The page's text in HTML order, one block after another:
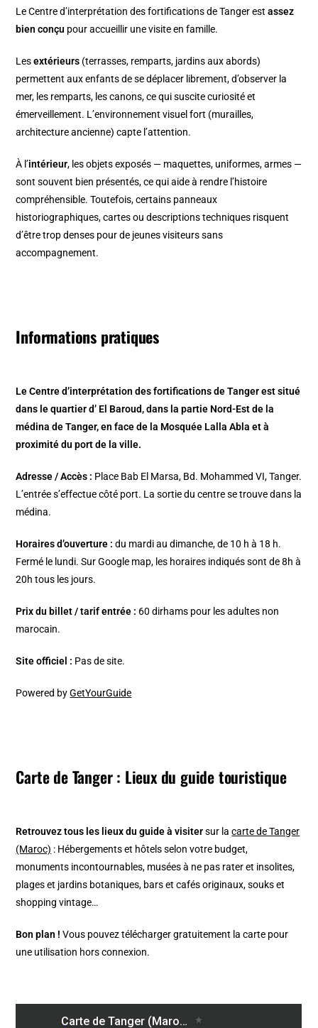
Le Centre d’interprétation des fortifications de Tanger estassez
bien conçu pour accueillir une visite en famille.
Lesextérieurs (terrasses, remparts, jardins aux abords)
permettent aux enfants de se déplacer librement, d’observer la
mer, les remparts, les canons, ce qui suscite curiosité et
émerveillement. L’environnement visuel fort (murailles,
architecture ancienne) capte l’attention.
À l’intérieur, les objets exposés — maquettes, uniformes, armes —
sont souvent bien présentés, ce qui aide à rendre l’histoire
compréhensible. Toutefois, certains panneaux
historiographiques, cartes ou descriptions techniques risquent
d’être trop denses pour de jeunes visiteurs sans
accompagnement.
Informations pratiques
Le Centre d’interprétation des fortifications de Tanger est situé
dans le quartier d’ El Baroud, dans la partie Nord-Est de la
médina de Tanger, en face de la Mosquée Lalla Abla et à
proximité du port de la ville.
Adresse / Accès : Place Bab El Marsa, Bd. Mohammed VI, Tanger.
L’entrée s’effectue côté port. La sortie du centre se trouve dans la
médina.
Horaires d’ouverture :du mardi au dimanche, de 10 h à 18 h.
Fermé le lundi. Sur Google map, les horaires indiqués sont de 8h à
20h tous les jours.
Prix du billet / tarif entrée : 60 dirhams pour les adultes non
marocain.
Site officiel : Pas de site.
Powered byGetYourGuide
Carte de Tanger : Lieux du guide touristique
Retrouvez tous les lieux du guide à visitersur lacarte de Tanger
(Maroc) : Hébergements et hôtels selon votre budget,
monuments incontournables, musées à ne pas rater et insolites,
plages et jardins botaniques, bars et cafés originaux, souks et
shopping vintage…
Bon plan ! Vous pouvez télécharger gratuitement la carte pour
une utilisation hors connexion.